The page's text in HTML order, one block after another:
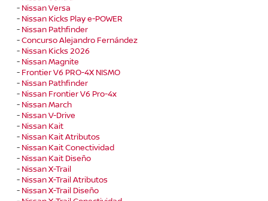
- Nissan Versa
- Nissan Kicks Play e-POWER
- Nissan Pathfinder
-Concurso Alejandro Fernández
- Nissan Kicks 2026
- Nissan Magnite
- Frontier V6 PRO-4X NISMO
- Nissan Pathfinder
- Nissan Frontier V6 Pro-4x
- Nissan March
- Nissan V-Drive
- Nissan Kait
- Nissan Kait Atributos
- Nissan Kait Conectividad
- Nissan Kait Diseño
- Nissan X-Trail
- Nissan X-Trail Atributos
- Nissan X-Trail Diseño